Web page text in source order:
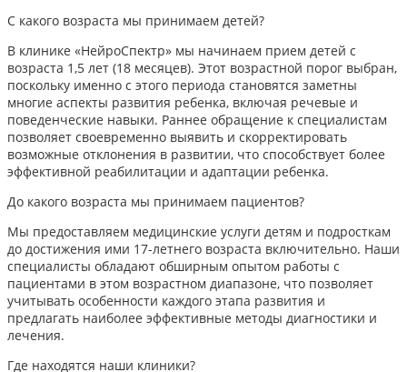
С какого возраста мы принимаем детей?
В клинике «НейроСпектр» мы начинаем прием детей с
возраста 1,5 лет (18 месяцев). Этот возрастной порог выбран,
поскольку именно с этого периода становятся заметны
многие аспекты развития ребенка, включая речевые и
поведенческие навыки. Раннее обращение к специалистам
позволяет своевременно выявить и скорректировать
возможные отклонения в развитии, что способствует более
эффективной реабилитации и адаптации ребенка.​
До какого возраста мы принимаем пациентов?
Мы предоставляем медицинские услуги детям и подросткам
до достижения ими 17-летнего возраста включительно. Наши
специалисты обладают обширным опытом работы с
пациентами в этом возрастном диапазоне, что позволяет
учитывать особенности каждого этапа развития и
предлагать наиболее эффективные методы диагностики и
лечения.​
Где находятся наши клиники?